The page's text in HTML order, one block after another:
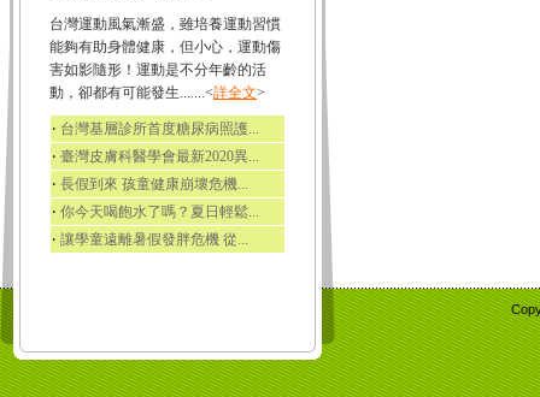
台灣運動風氣漸盛，雖培養運動習慣
能夠有助身體健康，但小心，運動傷
害如影隨形！運動是不分年齡的活
動，卻都有可能發生.......<詳全文>
‧ 台灣基層診所首度糖尿病照護...
‧ 臺灣皮膚科醫學會最新2020異...
‧ 長假到來 孩童健康崩壞危機...
‧ 你今天喝飽水了嗎？夏日輕鬆...
‧ 讓學童遠離暑假發胖危機 從...